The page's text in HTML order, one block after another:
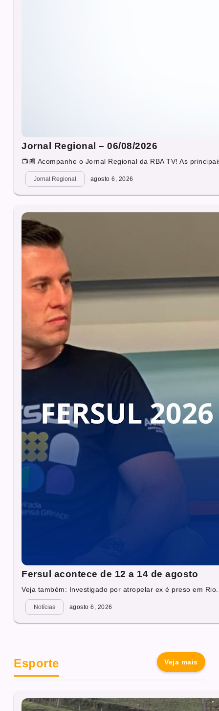
Jornal Regional – 06/08/2026
📺📰 Acompanhe o Jornal Regional da RBA TV! As
Jornal Regional agosto 6, 2026
Fersul acontece de 12 a 14 de agosto
Veja também: Investigado por atropelar ex é preso em
Notícias agosto 6, 2026
Esporte Veja mais